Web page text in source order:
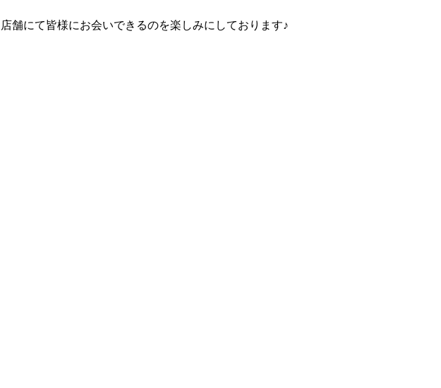
店舗にて皆様にお会いできるのを楽しみにしております♪